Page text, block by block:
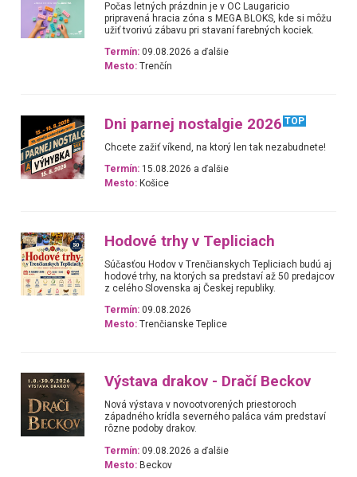
Počas letných prázdnin je v OC Laugaricio
pripravená hracia zóna s MEGA BLOKS, kde si môžu
užiť tvorivú zábavu pri stavaní farebných kociek.
Termín: 09.08.2026 a ďalšie
Mesto: Trenčín
Dni parnej nostalgie 2026 TOP
Chcete zažiť víkend, na ktorý len tak nezabudnete!
Termín: 15.08.2026 a ďalšie
Mesto: Košice
Hodové trhy v Tepliciach
Súčasťou Hodov v Trenčianskych Tepliciach budú aj
hodové trhy, na ktorých sa predstaví až 50 predajcov
z celého Slovenska aj Českej republiky.
Termín: 09.08.2026
Mesto: Trenčianske Teplice
Výstava drakov - Dračí Beckov
Nová výstava v novootvorených priestoroch
západného krídla severného paláca vám predstaví
rôzne podoby drakov.
Termín: 09.08.2026 a ďalšie
Mesto: Beckov